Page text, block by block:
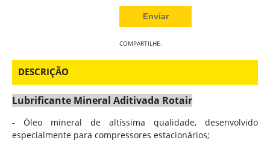
COMPARTILHE:
DESCRIÇÃO
Lubrificante Mineral Aditivada Rotair
- Óleo mineral de altíssima qualidade, desenvolvido
especialmente para compressores estacionários;